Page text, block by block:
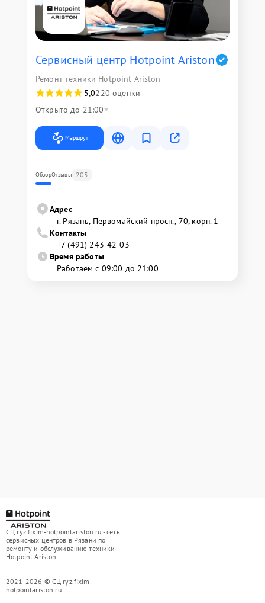
Сервисный центр Hotpoint Ariston
Ремонт техники Hotpoint Ariston
5,0220 оценки
Открыто до 21:00
Маршрут
ОбзорОтзывы 205
Адрес
г. Рязань, Первомайский просп., 70, корп. 1
Контакты
+7 (491) 243-42-03
Время работы
Работаем с 09:00 до 21:00
СЦ ryz.fixim-hotpointariston.ru - сеть
сервисных центров в Рязани по
ремонту и обслуживанию техники
Hotpoint Ariston
2021-2026 © СЦ ryz.fixim-
hotpointariston.ru